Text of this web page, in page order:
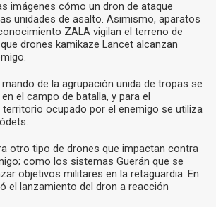
imágenes cómo un dron de ataque
unidades de asalto. Asimismo, aparatos
ZALA vigilan el terreno de
drones kamikaze Lancet alcanzan
de la agrupación unida de tropas se
el campo de batalla, y para el
ocupado por el enemigo se utiliza
otro tipo de drones que impactan contra
como los sistemas Guerán que se
objetivos militares en la retaguardia. En
el lanzamiento del dron a reacción